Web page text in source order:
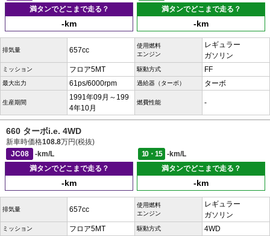
満タンでどこまで走る？
-km
満タンでどこまで走る？
-km
排気量 657cc
使用燃料
エンジン
レギュラー
ガソリン
ミッション フロア5MT 駆動方式 FF
最大出力 61ps/6000rpm 過給器（ターボ） ターボ
生産期間
1991年09月～199
4年10月
燃費性能 -
660 ターボi.e. 4WD
新車時価格108.8万円(税抜)
JC08
-km/L 10・15
-km/L
満タンでどこまで走る？
-km
満タンでどこまで走る？
-km
排気量 657cc
使用燃料
エンジン
レギュラー
ガソリン
ミッション フロア5MT 駆動方式 4WD